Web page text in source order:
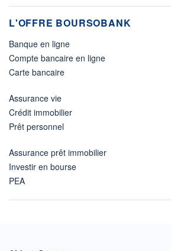
L'OFFRE BOURSOBANK
Banque en ligne
Compte bancaire en ligne
Carte bancaire
Assurance vie
Crédit immobilier
Prêt personnel
Assurance prêt immobilier
Investir en bourse
PEA